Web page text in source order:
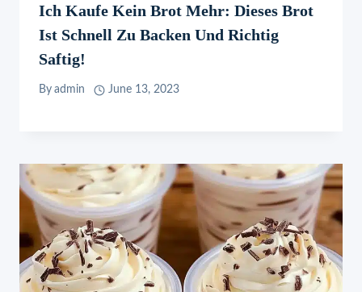
Ich Kaufe Kein Brot Mehr: Dieses Brot
Ist Schnell Zu Backen Und Richtig
Saftig!
By admin June 13, 2023